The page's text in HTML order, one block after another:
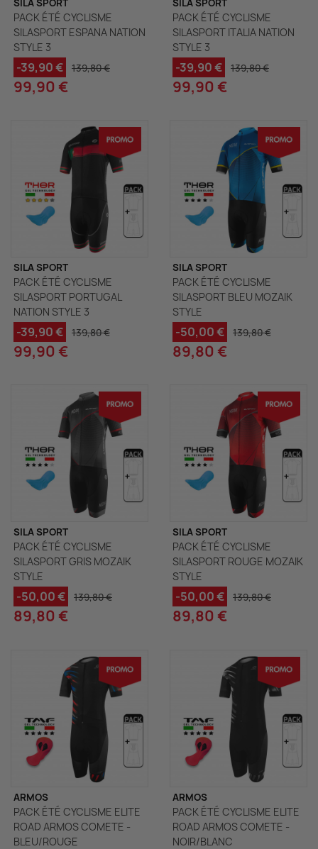
SILA SPORT
PACK ÉTÉ CYCLISME
SILASPORT ESPANA NATION
STYLE 3
-39,90 € 139,80 €
99,90 €
SILA SPORT
PACK ÉTÉ CYCLISME
SILASPORT ITALIA NATION
STYLE 3
-39,90 € 139,80 €
99,90 €
SILA SPORT
PACK ÉTÉ CYCLISME
SILASPORT PORTUGAL
NATION STYLE 3
-39,90 € 139,80 €
99,90 €
SILA SPORT
PACK ÉTÉ CYCLISME
SILASPORT BLEU MOZAIK
STYLE
-50,00 € 139,80 €
89,80 €
SILA SPORT
PACK ÉTÉ CYCLISME
SILASPORT GRIS MOZAIK
STYLE
-50,00 € 139,80 €
89,80 €
SILA SPORT
PACK ÉTÉ CYCLISME
SILASPORT ROUGE MOZAIK
STYLE
-50,00 € 139,80 €
89,80 €
ARMOS
PACK ÉTÉ CYCLISME ELITE
ROAD ARMOS COMETE -
BLEU/ROUGE
ARMOS
PACK ÉTÉ CYCLISME ELITE
ROAD ARMOS COMETE -
NOIR/BLANC